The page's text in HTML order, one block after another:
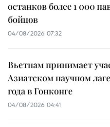
останков более 1 000
бойцов
04/08/2026 07:32
Вьетнам принимает
Азиатском научном
года в Гонконге
04/08/2026 04:41